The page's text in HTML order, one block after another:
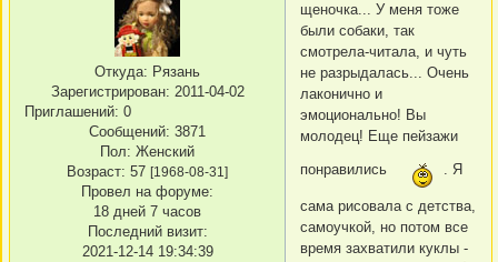
Откуда: Рязань
Зарегистрирован: 2011-04-02
Приглашений: 0
Сообщений: 3871
Пол: Женский
Возраст: 57 [1968-08-31]
Провел на форуме:
18 дней 7 часов
Последний визит:
2021-12-14 19:34:39
щеночка... У меня тоже
были собаки, так
смотрела-читала, и чуть
не разрыдалась... Очень
лаконично и
эмоционально! Вы
молодец! Еще пейзажи
понравились . Я
сама рисовала с детства,
самоучкой, но потом все
время захватили куклы -